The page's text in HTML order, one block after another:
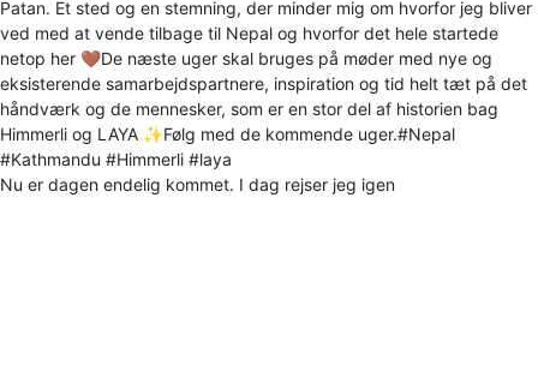
Nu er dagen endelig kommet. I dag rejser jeg igen